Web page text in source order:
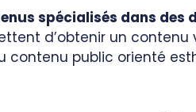
spécialisés dans des
d’obtenir un contenu
contenu public orienté